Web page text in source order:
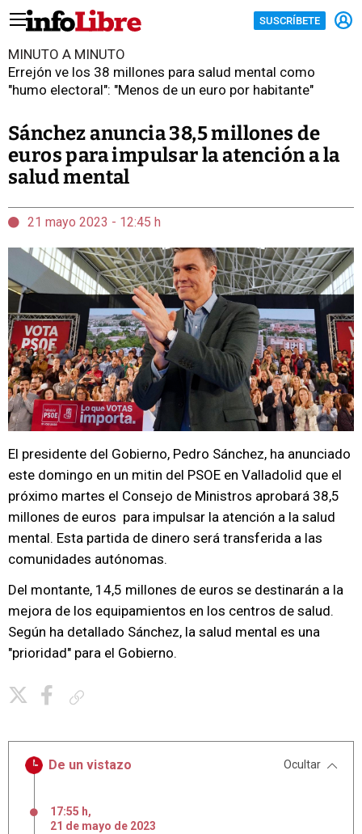
SUSCRÍBETE
MINUTO A MINUTO
Errejón ve los 38 millones para salud mental como
"humo electoral": "Menos de un euro por habitante"
Sánchez anuncia 38,5 millones de
euros para impulsar la atención a la
salud mental
21 mayo 2023 - 12:45 h
El presidente del Gobierno, Pedro Sánchez, ha anunciado
este domingo en un mitin del PSOE en Valladolid que el
próximo martes el Consejo de Ministros aprobará 38,5
millones de euros para impulsar la atención a la salud
mental. Esta partida de dinero será transferida a las
comunidades autónomas.
Del montante, 14,5 millones de euros se destinarán a la
mejora de los equipamientos en los centros de salud.
Según ha detallado Sánchez, la salud mental es una
"prioridad" para el Gobierno.
De un vistazo Ocultar
17:55 h,
21 de mayo de 2023